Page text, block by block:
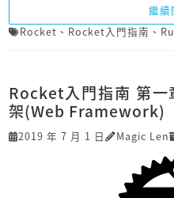
繼續
Rocket 、 Rocket入門指南 、
Rocket入門指南 第
架(Web Framework)
2019 年 7 月 1 日 Magic Len